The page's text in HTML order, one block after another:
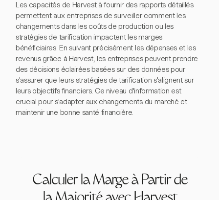
Les capacités de Harvest à fournir des rapports détaillés
permettent aux entreprises de surveiller comment les
changements dans les coûts de production ou les
stratégies de tarification impactent les marges
bénéficiaires. En suivant précisément les dépenses et les
revenus grâce à Harvest, les entreprises peuvent prendre
des décisions éclairées basées sur des données pour
s'assurer que leurs stratégies de tarification s'alignent sur
leurs objectifs financiers. Ce niveau d'information est
crucial pour s'adapter aux changements du marché et
maintenir une bonne santé financière.
Calculer la Marge à Partir de